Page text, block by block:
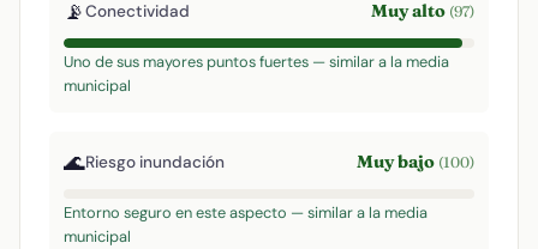
📡Conectividad Muy alto (97)
Uno de sus mayores puntos fuertes — similar a la media
municipal
🌊Riesgo inundación Muy bajo (100)
Entorno seguro en este aspecto — similar a la media
municipal